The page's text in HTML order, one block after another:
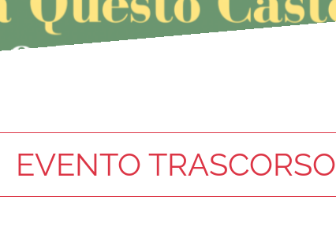
EVENTO TRASCORSO